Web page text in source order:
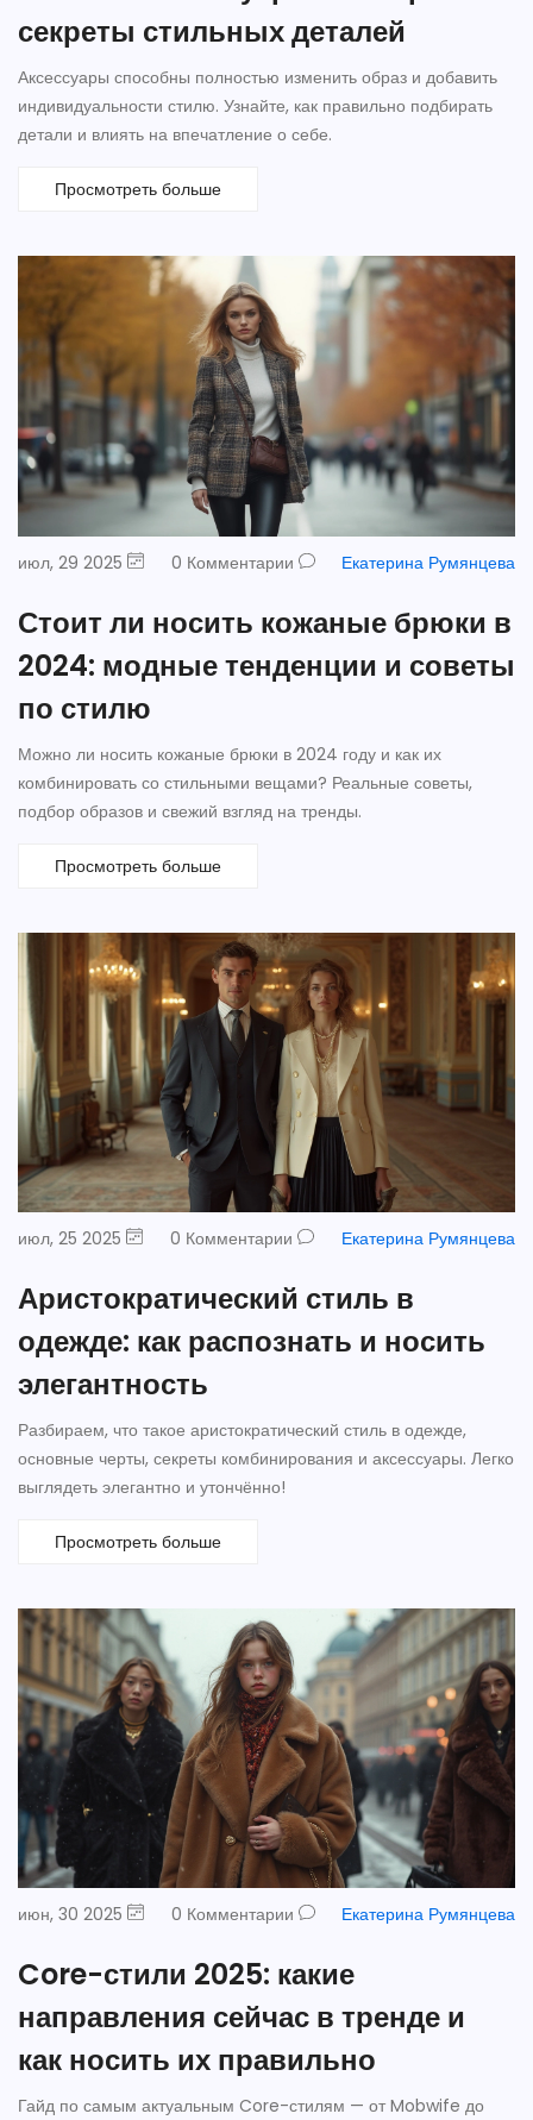
секреты стильных деталей
Аксессуары способны полностью изменить образ и добавить
индивидуальности стилю. Узнайте, как правильно подбирать
детали и влиять на впечатление о себе.
Просмотреть больше
июл, 29 2025 0 Комментарии Екатерина Румянцева
Стоит ли носить кожаные брюки в
2024: модные тенденции и советы
по стилю
Можно ли носить кожаные брюки в 2024 году и как их
комбинировать со стильными вещами? Реальные советы,
подбор образов и свежий взгляд на тренды.
Просмотреть больше
июл, 25 2025 0 Комментарии Екатерина Румянцева
Аристократический стиль в
одежде: как распознать и носить
элегантность
Разбираем, что такое аристократический стиль в одежде,
основные черты, секреты комбинирования и аксессуары. Легко
выглядеть элегантно и утончённо!
Просмотреть больше
июн, 30 2025 0 Комментарии Екатерина Румянцева
Core-стили 2025: какие
направления сейчас в тренде и
как носить их правильно
Гайд по самым актуальным Core-стилям — от Mobwife до